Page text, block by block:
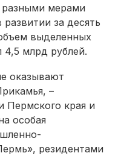
разными мерами
развитии за десять
выделенных
4,5 млрд рублей.
оказывают
–
Пермского края и
особая
резидентами